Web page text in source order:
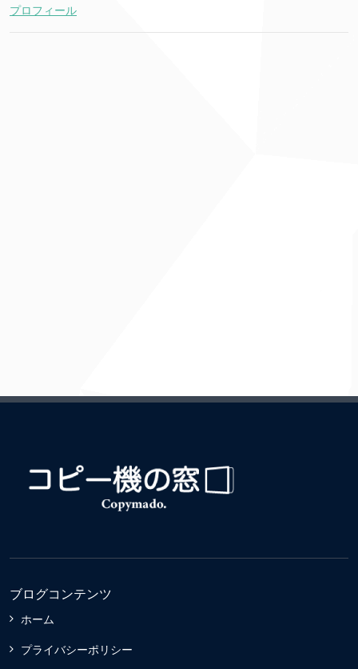
プロフィール
ブログコンテンツ
ホーム
プライバシーポリシー